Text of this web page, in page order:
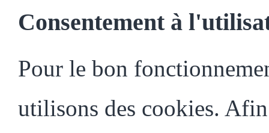
Consentement à
Pour le bon
utilisons des cookies.